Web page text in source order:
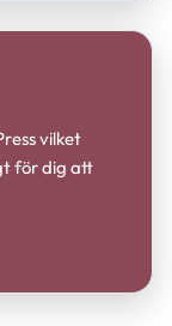
vilket
för dig att